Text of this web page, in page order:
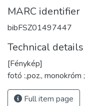
MARC identifier
bibFSZ01497447
Technical details
[Fénykép]
fotó :,poz., monokróm ;
Full item page